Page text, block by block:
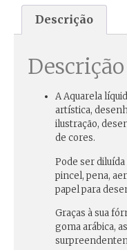
Descrição
Descrição
AAquarela
artística,
ilustração,
de cores.
Pode ser
pincel, pena,
papel para
Graças à sua
goma arábica,